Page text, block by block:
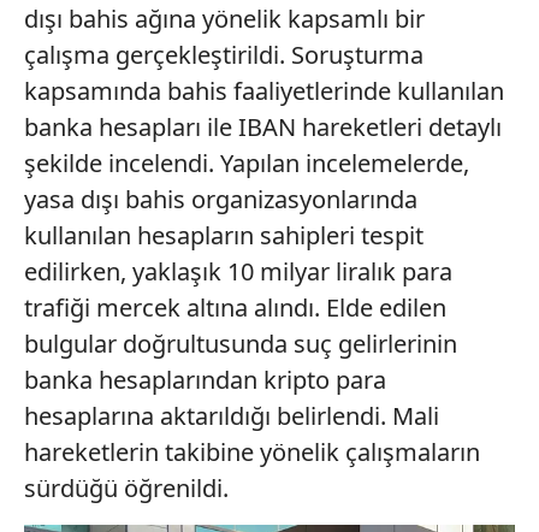
dışı bahis ağına yönelik kapsamlı bir
çalışma gerçekleştirildi. Soruşturma
kapsamında bahis faaliyetlerinde kullanılan
banka hesapları ile IBAN hareketleri detaylı
şekilde incelendi. Yapılan incelemelerde,
yasa dışı bahis organizasyonlarında
kullanılan hesapların sahipleri tespit
edilirken, yaklaşık 10 milyar liralık para
trafiği mercek altına alındı. Elde edilen
bulgular doğrultusunda suç gelirlerinin
banka hesaplarından kripto para
hesaplarına aktarıldığı belirlendi. Mali
hareketlerin takibine yönelik çalışmaların
sürdüğü öğrenildi.